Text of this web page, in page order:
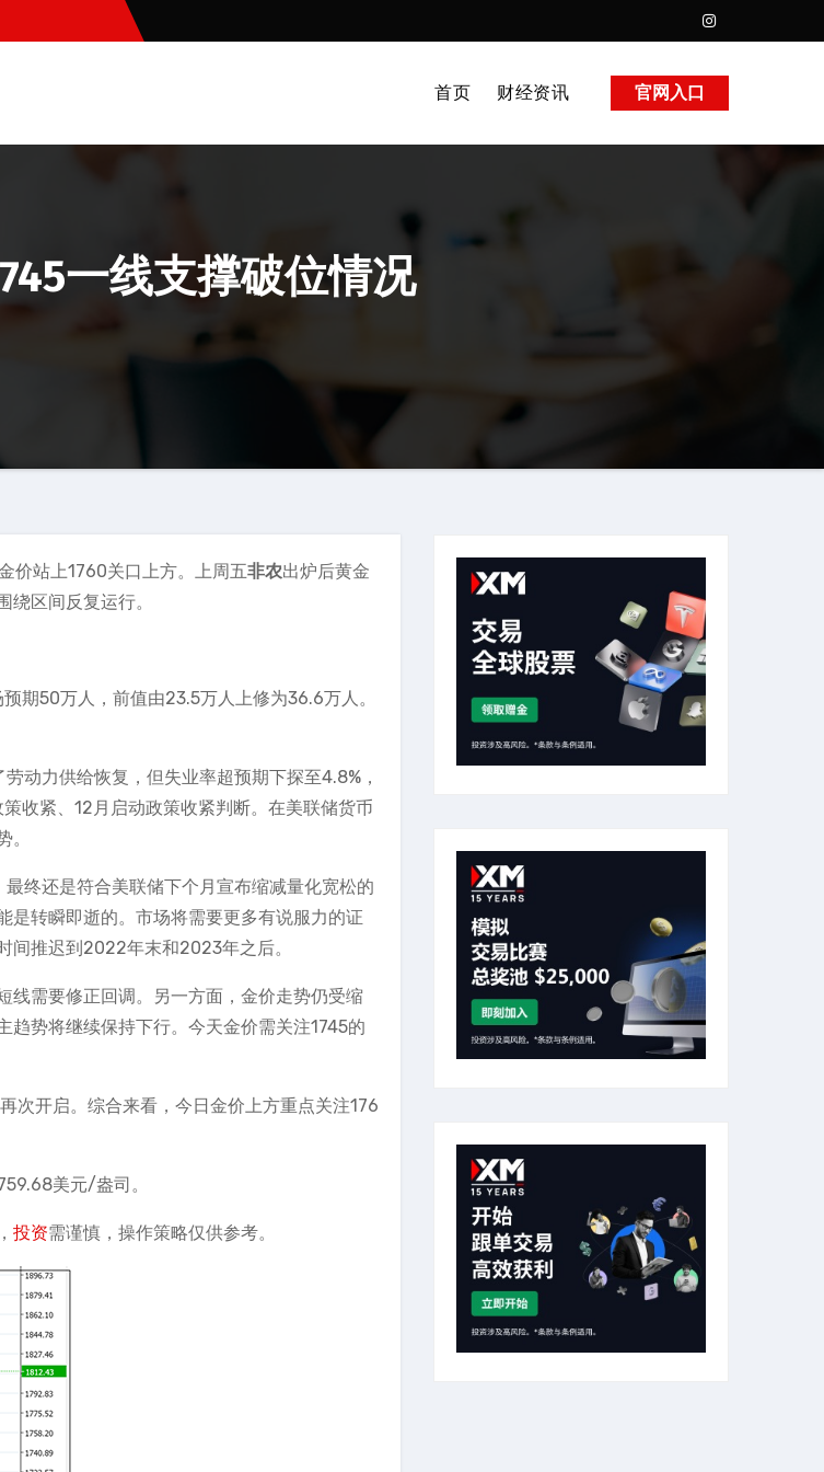
首页 财经资讯 官网入口
一线支撑破位情况
价站上1760关口上方。上周五非农出炉后黄金
绕区间反复运行。
期50万人，前值由23.5万人上修为36.6万人。
动力供给恢复，但失业率超预期下探至4.8%，
收紧、12月启动政策收紧判断。在美联储货币
终还是符合美联储下个月宣布缩减量化宽松的
是转瞬即逝的。市场将需要更多有说服力的证
间推迟到2022年末和2023年之后。
线需要修正回调。另一方面，金价走势仍受缩
势将继续保持下行。今天金价需关注1745的
次开启。综合来看，今日金价上方重点关注176
美元/盎司。
投资需谨慎，操作策略仅供参考。